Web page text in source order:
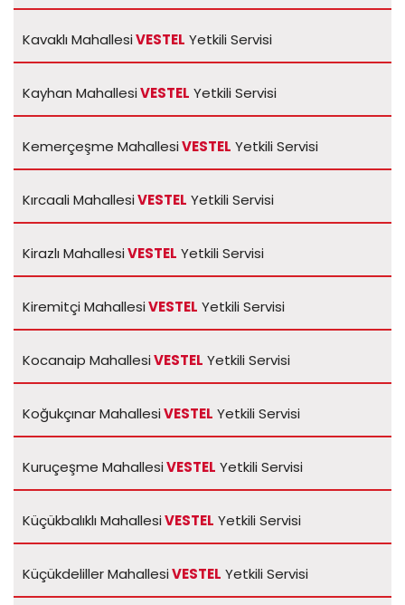
Kavaklı MahallesiVESTEL Yetkili Servisi
Kayhan MahallesiVESTEL Yetkili Servisi
Kemerçeşme MahallesiVESTEL Yetkili Servisi
Kırcaali MahallesiVESTEL Yetkili Servisi
Kirazlı MahallesiVESTEL Yetkili Servisi
Kiremitçi MahallesiVESTEL Yetkili Servisi
Kocanaip MahallesiVESTEL Yetkili Servisi
Koğukçınar MahallesiVESTEL Yetkili Servisi
Kuruçeşme MahallesiVESTEL Yetkili Servisi
Küçükbalıklı MahallesiVESTEL Yetkili Servisi
Küçükdeliller MahallesiVESTEL Yetkili Servisi